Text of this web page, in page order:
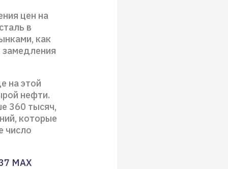
цен на
в
как
замедления
на этой
нефти.
360 тысяч,
которые
число
MAX